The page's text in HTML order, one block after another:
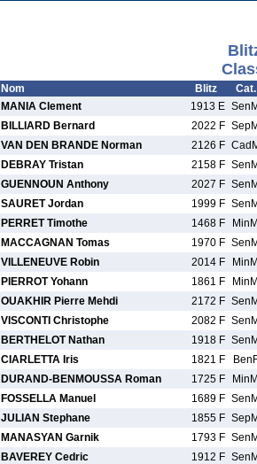
Nom Blitz
Cat.
MANIA Clement 1913 E
BILLIARD Bernard 2022 F
VAN DEN BRANDE Norman 2126 F
DEBRAY Tristan 2158 F
GUENNOUN Anthony 2027 F
SAURET Jordan 1999 F
PERRET Timothe 1468 F
MACCAGNAN Tomas 1970 F
VILLENEUVE Robin 2014 F
PIERROT Yohann 1861 F
OUAKHIR Pierre Mehdi 2172 F
VISCONTI Christophe 2082 F
BERTHELOT Nathan 1918 F
CIARLETTA Iris 1821 F
DURAND-BENMOUSSA Roman 1725 F
FOSSELLA Manuel 1689 F
JULIAN Stephane 1855 F
MANASYAN Garnik 1793 F
BAVEREY Cedric 1912 F